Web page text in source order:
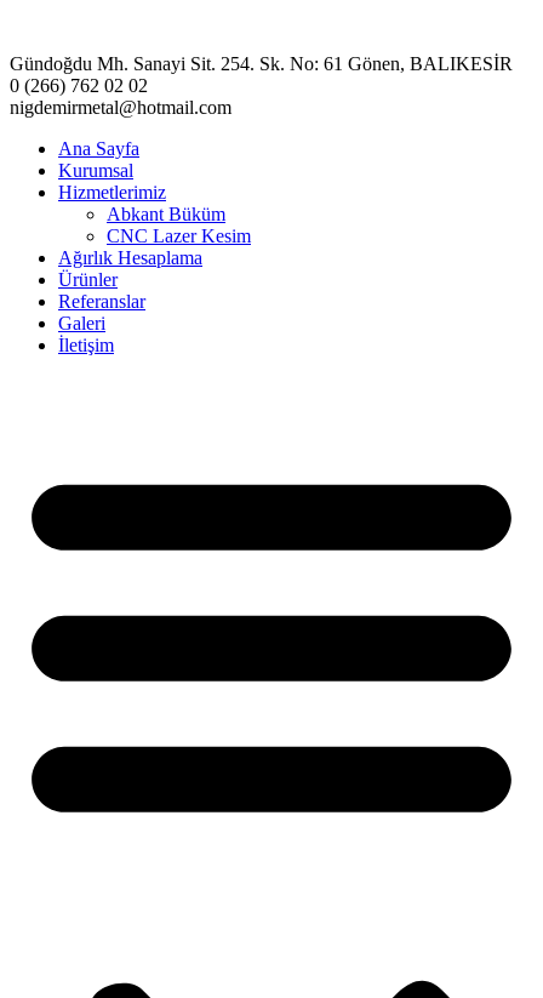
Gündoğdu Mh. Sanayi Sit. 254. Sk. No: 61 Gönen, BALIKESİR
0 (266) 762 02 02
nigdemirmetal@hotmail.com
Ana Sayfa
Kurumsal
Hizmetlerimiz
Abkant Büküm
CNC Lazer Kesim
Ağırlık Hesaplama
Ürünler
Referanslar
Galeri
İletişim